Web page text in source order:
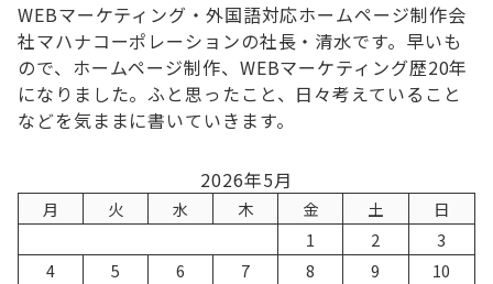
WEBマーケティング・外国語対応ホームページ制作会
社マハナコーポレーションの社長・清水です。早いも
ので、ホームページ制作、WEBマーケティング歴20年
になりました。ふと思ったこと、日々考えていること
などを気ままに書いていきます。
2026年5月
月 火 水 木 金 土
日
1
2
3
4
5 6 7 8 9
10